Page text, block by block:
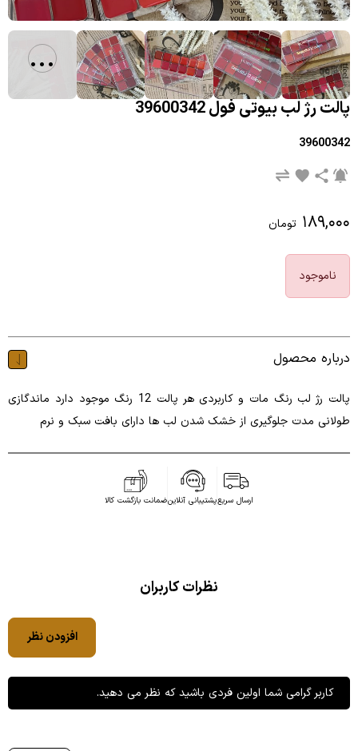
پالت رژ لب بیوتی فول 39600342
39600342
۱۸۹,۰۰۰ تومان
ناموجود
درباره محصول
پالت رژ لب رنگ مات و کاربردی هر پالت 12 رنگ موجود دارد ماندگازی
طولانی مدت جلوگیری از خشک شدن لب ها دارای بافت سبک و نرم
ارسال سریعپشتیبانی آنلاینضمانت بازگشت کالا
...
نظرات کاربران
افزودن نظر
کاربر گرامی شما اولین فردی باشید که نظر می دهید.